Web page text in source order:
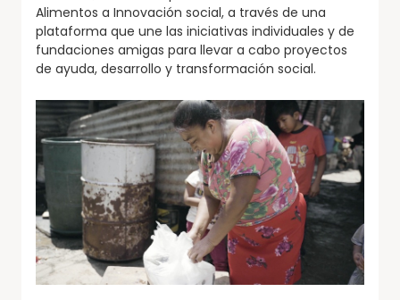
Alimentos a Innovación social, a través de una
plataforma que une las iniciativas individuales y de
fundaciones amigas para llevar a cabo proyectos
de ayuda, desarrollo y transformación social.